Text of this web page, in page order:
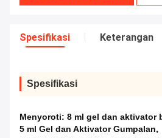
Spesifikasi Keterangan
Spesifikasi
Menyoroti: 8 ml gel dan aktivator
5 ml Gel dan Aktivator Gumpalan,